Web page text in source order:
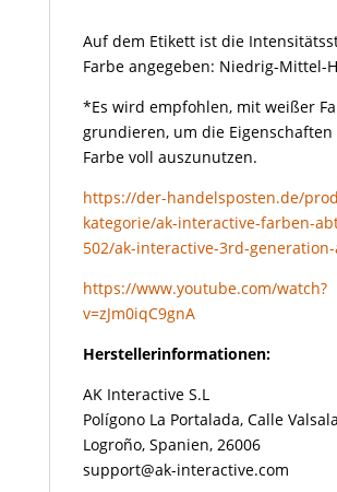
Auf dem Etikett ist die
Farbe angegeben: Niedrig-Mittel-
*Es wird empfohlen, mit weißer
grundieren, um die Eigenschaften
Farbe voll auszunutzen.
https://der-handelsposten.de/
kategorie/ak-interactive-farben-
502/ak-interactive-3rd-
https://www.youtube.com/watch?
v=zJm0iqC9gnA
Herstellerinformationen:
AK Interactive S.L
Polígono La Portalada, Calle
Logroño, Spanien, 26006
support@ak-interactive.com